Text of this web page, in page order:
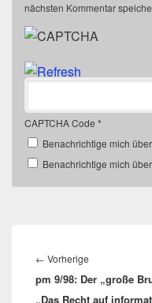
nächsten Kommentar
CAPTCHA Code *
Benachrichtige mich
Benachrichtige mich
← Vorherige
Beitrag:
pm 9/98: Der „große
„Das Recht auf